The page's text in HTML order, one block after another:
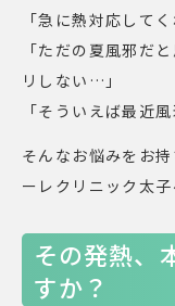
「急に熱対応して
「ただの夏風邪だ
リしない…」
「そういえば最近
そんなお悩みをお
ーレクリニック太子
その発熱、
すか？